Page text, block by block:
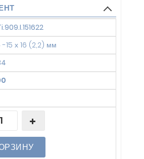
-15 х 16 (2,2) мм